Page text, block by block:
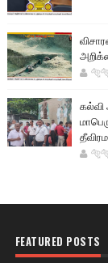
கல்வி
FEATURED POSTS